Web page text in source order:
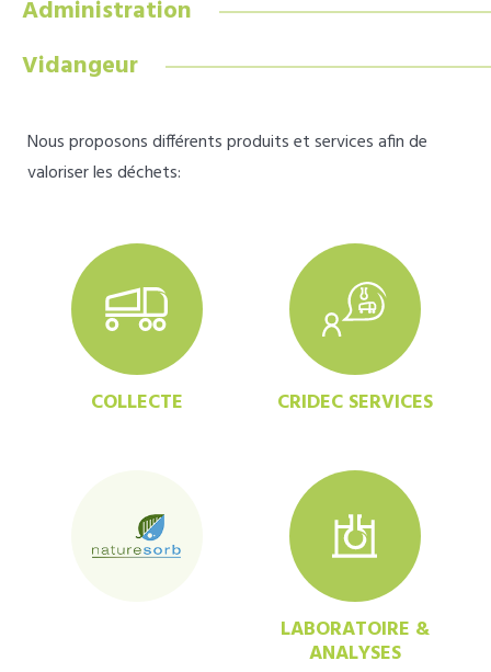
Administration
Vidangeur
Nous proposons différents produits et services afin de
valoriser les déchets:
COLLECTE CRIDEC SERVICES
LABORATOIRE &
ANALYSES